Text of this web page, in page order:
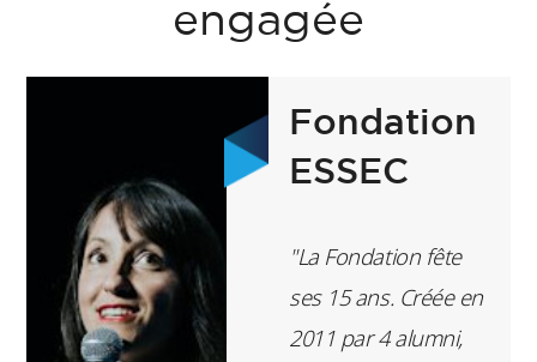
engagée
Fondation
ESSEC
"La Fondation fête
ses 15 ans. Créée en
2011 par 4 alumni,